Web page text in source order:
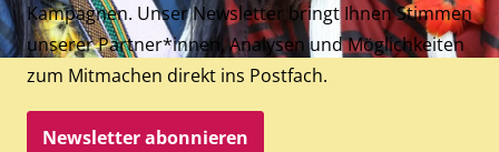
Kampagnen. Unser Newsletter bringt Ihnen Stimmen
unserer Partner*innen, Analysen und Möglichkeiten
zum Mitmachen direkt ins Postfach.
Newsletter abonnieren